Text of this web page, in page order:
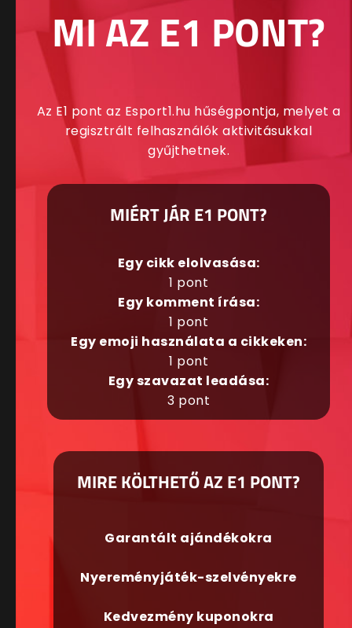
MI AZ E1 PONT?
Az E1 pont az Esport1.hu hűségpontja, melyet a
regisztrált felhasználók aktivitásukkal
gyűjthetnek.
MIÉRT JÁR E1 PONT?
Egy cikk elolvasása:
1 pont
Egy komment írása:
1 pont
Egy emoji használata a cikkeken:
1 pont
Egy szavazat leadása:
3 pont
MIRE KÖLTHETŐ AZ E1 PONT?
Garantált ajándékokra
Nyereményjáték-szelvényekre
Kedvezmény kuponokra